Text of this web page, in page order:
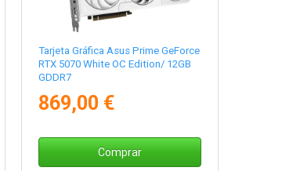
Tarjeta Gráfica Asus Prime GeForce
RTX 5070 White OC Edition/ 12GB
GDDR7
869,00 €
Comprar